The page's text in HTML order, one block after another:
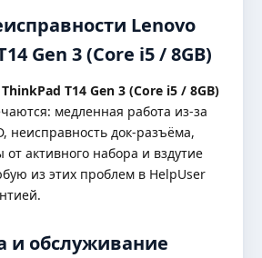
Lenovo
Gen 3 (Core i5 / 8GB)
T14 Gen 3 (Core i5 / 8GB)
медленная работа из-за
неисправность док-разъёма,
от активного набора и вздутие
из этих проблем в HelpUser
и обслуживание